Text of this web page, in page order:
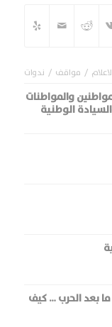
/ مواقف / ندوات
والمواطنات
الوطنية
بعد الحرب … كيف